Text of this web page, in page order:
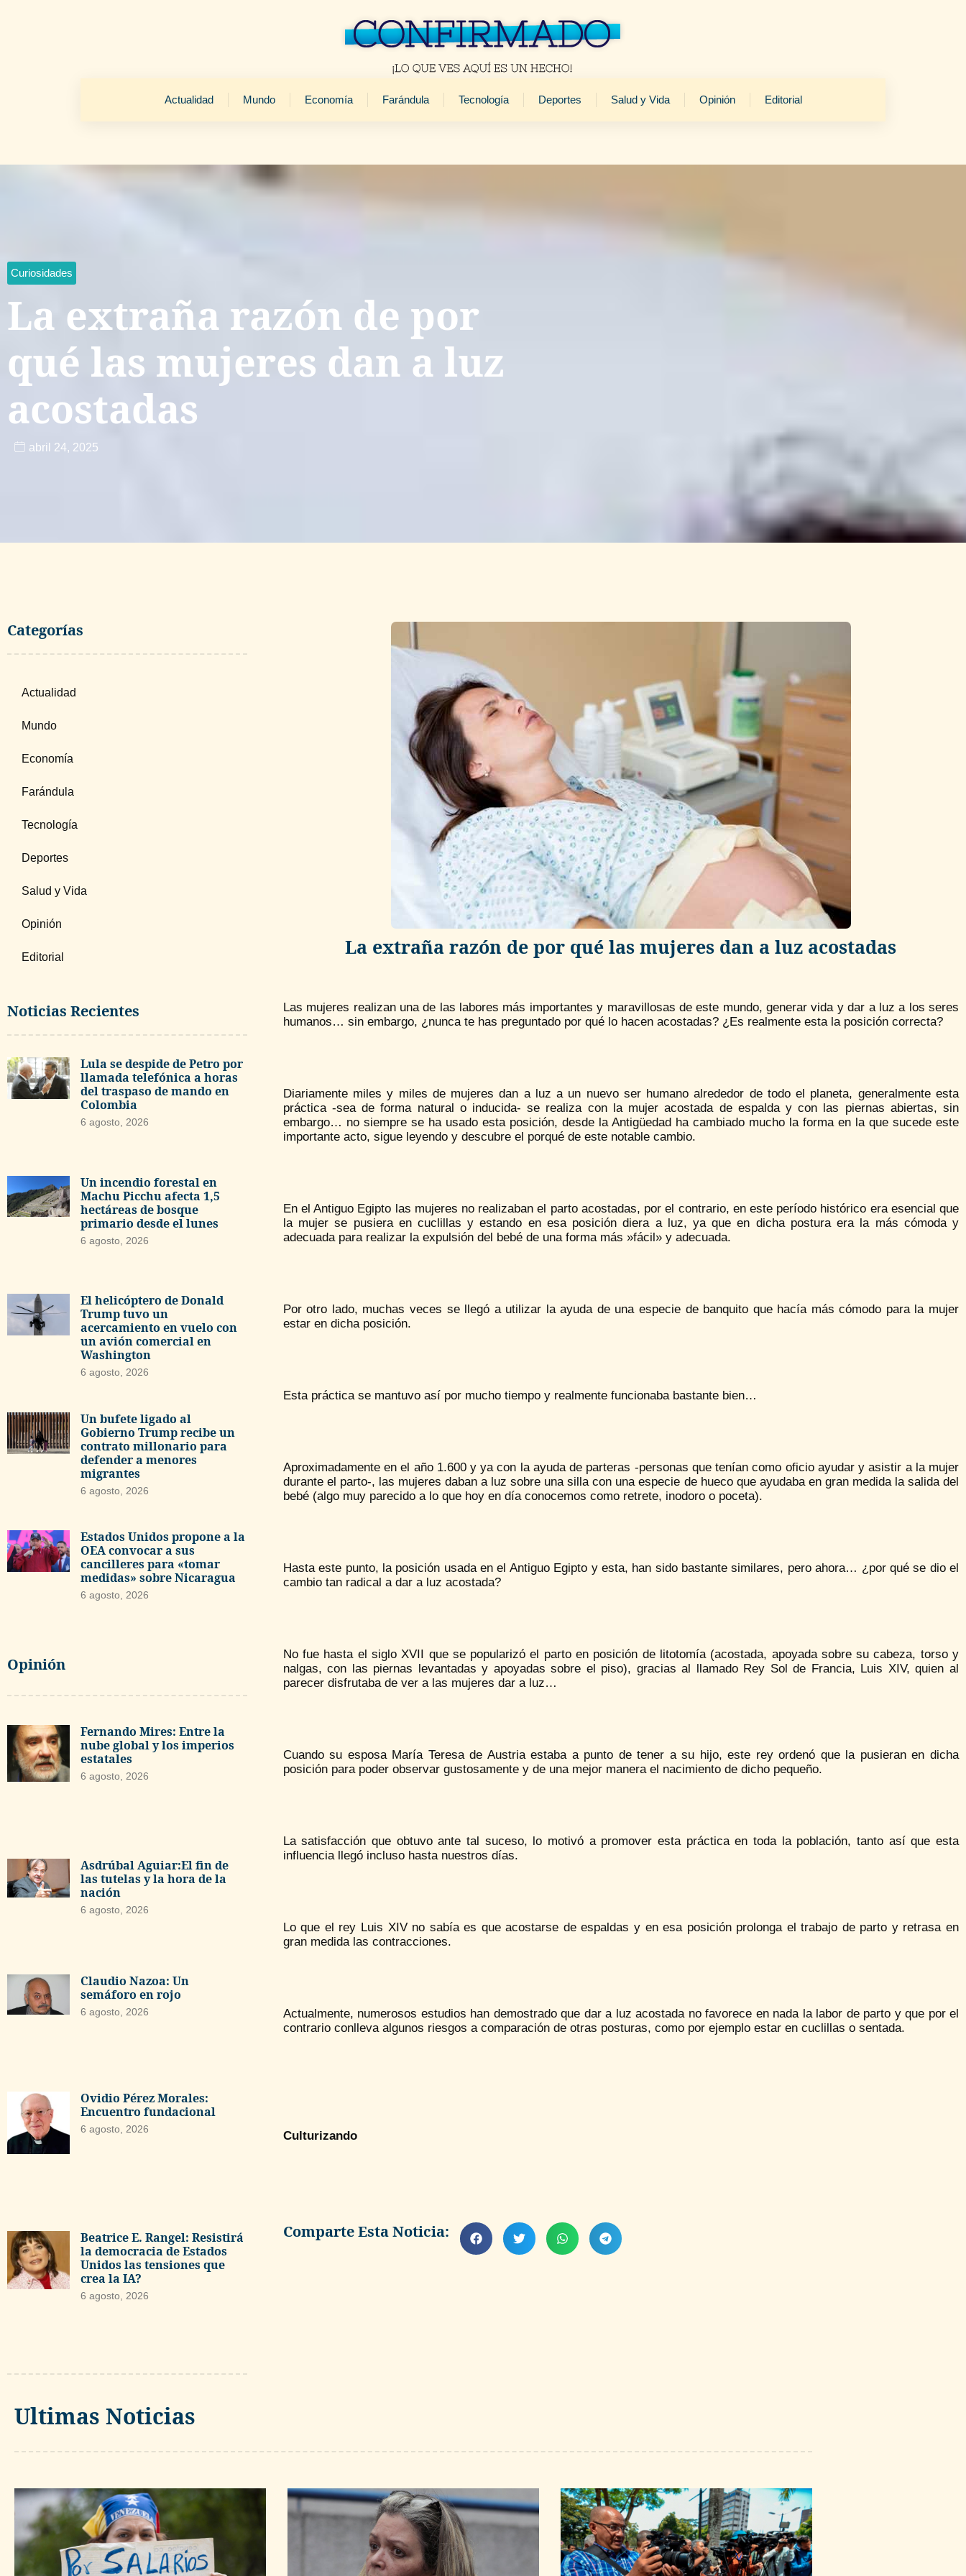
Actualidad Mundo Economía Farándula Tecnología Deportes Salud y Vida Opinión Editorial
Curiosidades
La extraña razón de por
qué las mujeres dan a luz
acostadas
abril 24, 2025
Categorías
Actualidad
Mundo
Economía
Farándula
Tecnología
Deportes
Salud y Vida
Opinión
Editorial
Noticias Recientes
Lula se despide de Petro por
llamada telefónica a horas
del traspaso de mando en
Colombia
6 agosto, 2026
Un incendio forestal en
Machu Picchu afecta 1,5
hectáreas de bosque
primario desde el lunes
6 agosto, 2026
El helicóptero de Donald
Trump tuvo un
acercamiento en vuelo con
un avión comercial en
Washington
6 agosto, 2026
Un bufete ligado al
Gobierno Trump recibe un
contrato millonario para
defender a menores
migrantes
6 agosto, 2026
Estados Unidos propone a la
OEA convocar a sus
cancilleres para «tomar
medidas» sobre Nicaragua
6 agosto, 2026
Opinión
Fernando Mires: Entre la
nube global y los imperios
estatales
6 agosto, 2026
Asdrúbal Aguiar:El fin de
las tutelas y la hora de la
nación
6 agosto, 2026
Claudio Nazoa: Un
semáforo en rojo
6 agosto, 2026
Ovidio Pérez Morales:
Encuentro fundacional
6 agosto, 2026
Beatrice E. Rangel: Resistirá
la democracia de Estados
Unidos las tensiones que
crea la IA?
6 agosto, 2026
La extraña razón de por qué las mujeres dan a luz acostadas
Las mujeres realizan una de las labores más importantes y maravillosas de este mundo, generar vida y dar a luz a los seres
humanos… sin embargo, ¿nunca te has preguntado por qué lo hacen acostadas? ¿Es realmente esta la posición correcta?
Diariamente miles y miles de mujeres dan a luz a un nuevo ser humano alrededor de todo el planeta, generalmente esta
práctica -sea de forma natural o inducida- se realiza con la mujer acostada de espalda y con las piernas abiertas, sin
embargo… no siempre se ha usado esta posición, desde la Antigüedad ha cambiado mucho la forma en la que sucede este
importante acto, sigue leyendo y descubre el porqué de este notable cambio.
En el Antiguo Egipto las mujeres no realizaban el parto acostadas, por el contrario, en este período histórico era esencial que
la mujer se pusiera en cuclillas y estando en esa posición diera a luz, ya que en dicha postura era la más cómoda y
adecuada para realizar la expulsión del bebé de una forma más »fácil» y adecuada.
Por otro lado, muchas veces se llegó a utilizar la ayuda de una especie de banquito que hacía más cómodo para la mujer
estar en dicha posición.
Esta práctica se mantuvo así por mucho tiempo y realmente funcionaba bastante bien…
Aproximadamente en el año 1.600 y ya con la ayuda de parteras -personas que tenían como oficio ayudar y asistir a la mujer
durante el parto-, las mujeres daban a luz sobre una silla con una especie de hueco que ayudaba en gran medida la salida del
bebé (algo muy parecido a lo que hoy en día conocemos como retrete, inodoro o poceta).
Hasta este punto, la posición usada en el Antiguo Egipto y esta, han sido bastante similares, pero ahora… ¿por qué se dio el
cambio tan radical a dar a luz acostada?
No fue hasta el siglo XVII que se popularizó el parto en posición de litotomía (acostada, apoyada sobre su cabeza, torso y
nalgas, con las piernas levantadas y apoyadas sobre el piso), gracias al llamado Rey Sol de Francia, Luis XIV, quien al
parecer disfrutaba de ver a las mujeres dar a luz…
Cuando su esposa María Teresa de Austria estaba a punto de tener a su hijo, este rey ordenó que la pusieran en dicha
posición para poder observar gustosamente y de una mejor manera el nacimiento de dicho pequeño.
La satisfacción que obtuvo ante tal suceso, lo motivó a promover esta práctica en toda la población, tanto así que esta
influencia llegó incluso hasta nuestros días.
Lo que el rey Luis XIV no sabía es que acostarse de espaldas y en esa posición prolonga el trabajo de parto y retrasa en
gran medida las contracciones.
Actualmente, numerosos estudios han demostrado que dar a luz acostada no favorece en nada la labor de parto y que por el
contrario conlleva algunos riesgos a comparación de otras posturas, como por ejemplo estar en cuclillas o sentada.
Culturizando
Comparte Esta Noticia:
Ultimas Noticias